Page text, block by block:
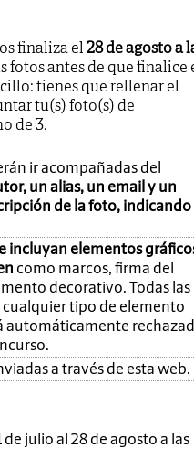
finaliza el28 de agosto a
fotos antes de que finalice
tienes que rellenar el
tu(s) foto(s) de
de 3.
ir acompañadas del
un alias, un email y un
de la foto, indicando
incluyan elementos
como marcos, firma del
decorativo. Todas las
tipo de elemento
automáticamente
a través de esta web.
julio al 28 de agosto a las